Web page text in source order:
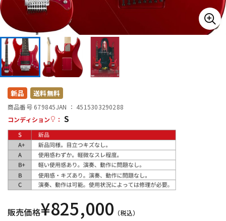
DTM オンライン納品
配信/ライブ機器
新品 送料無料
商品番号 679845JAN ： 4515303290288
コンディション
： S
販売価格¥825,000 （税込）